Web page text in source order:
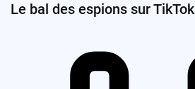
Le bal des espions sur TikTok